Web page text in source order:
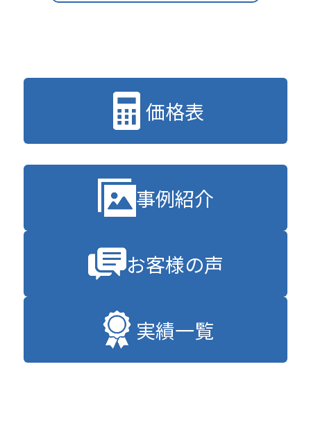
価格表
事例紹介
お客様の声
実績一覧